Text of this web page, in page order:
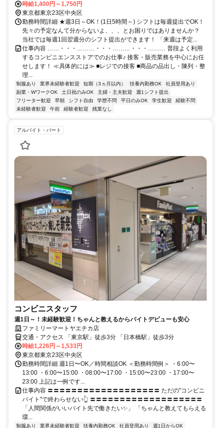
時給1,400円～1,750円
東京都東京23区中央区
勤務時間詳細 ★週3日～OK！(1日5時間～) シフトは毎週提出でOK！
先々の予定なんて分からないよ、、、とお困りではありませんか？
当社では毎週1回翌週分のシフト提出ができます！ 「来週は予定...
仕事内容 ……・・・………・・・………・・・……… 普段よく利用
するコンビニエンスストアでのお仕事♪ 接客・販売業務を中心にお任
せします！ ≪具体的には≫ ■レジでの接客 ■商品の品出し・陳列・整
理...
制服あり 業界未経験者歓迎 短期（3ヵ月以内） 扶養内勤務OK
社員登用あり
副業・WワークOK
土日祝のみOK 主婦・主夫歓迎
週1シフト提出
フリーター歓迎
早朝 シフト自由 学歴不問 平日のみOK 学生歓迎
経験不問
未経験者歓迎
午前 経験者歓迎 残業なし
アルバイト・パート
コンビニスタッフ
週1日～！未経験歓迎！ちゃんと教えるからバイトデビューも安心
ファミリーマートヤエチカ店
交通・アクセス 「東京駅」徒歩3分 「日本橋駅」徒歩3分
時給1,226円～1,533円
東京都東京23区中央区
勤務時間詳細 週1日〜OK／時間相談OK ＜勤務時間例＞ ・6:00〜
13:00 ・6:00〜15:00 ・08:00〜17:00 ・15:00〜23:00 ・17:00〜
23:00 上記は一例です...
仕事内容 〓〓〓〓〓〓〓〓〓〓〓〓〓〓〓〓〓〓〓 ただの"コンビニ
バイト"で終わらせない👆 〓〓〓〓〓〓〓〓〓〓〓〓〓〓〓〓〓〓〓
「人間関係がいいバイト先で働きたい✨」 「ちゃんと教えてもらえる
環...
制服あり 業界未経験者歓迎 扶養内勤務OK 社員登用あり 週1日からOK